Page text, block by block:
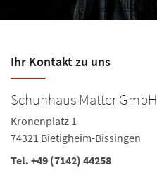
Ihr Kontakt zu uns
Schuhhaus Matter GmbH
Kronenplatz 1
74321 Bietigheim-Bissingen
Tel. +49 (7142) 44258